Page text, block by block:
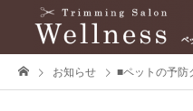
お知らせ ■ペットの予防